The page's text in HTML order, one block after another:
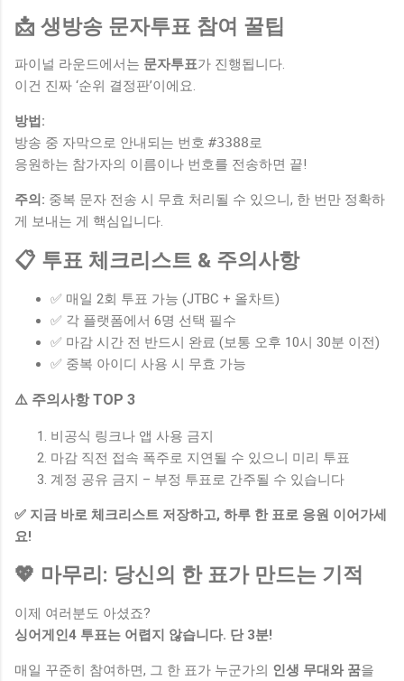
📩 생방송 문자투표 참여 꿀팁
파이널 라운드에서는 문자투표가 진행됩니다.
이건 진짜 ‘순위 결정판’이에요.
방법:
방송 중 자막으로 안내되는 번호 #3388로
응원하는 참가자의 이름이나 번호를 전송하면 끝!
주의: 중복 문자 전송 시 무효 처리될 수 있으니, 한 번만 정확하
게 보내는 게 핵심입니다.
📋 투표 체크리스트 & 주의사항
✅ 매일 2회 투표 가능 (JTBC + 올차트)
✅ 각 플랫폼에서 6명 선택 필수
✅ 마감 시간 전 반드시 완료 (보통 오후 10시 30분 이전)
✅ 중복 아이디 사용 시 무효 가능
⚠️ 주의사항 TOP 3
비공식 링크나 앱 사용 금지
마감 직전 접속 폭주로 지연될 수 있으니 미리 투표
계정 공유 금지 – 부정 투표로 간주될 수 있습니다
✅ 지금 바로 체크리스트 저장하고, 하루 한 표로 응원 이어가세
요!
💖 마무리: 당신의 한 표가 만드는 기적
이제 여러분도 아셨죠?
싱어게인4 투표는 어렵지 않습니다. 단 3분!
매일 꾸준히 참여하면, 그 한 표가 누군가의 인생 무대와 꿈을